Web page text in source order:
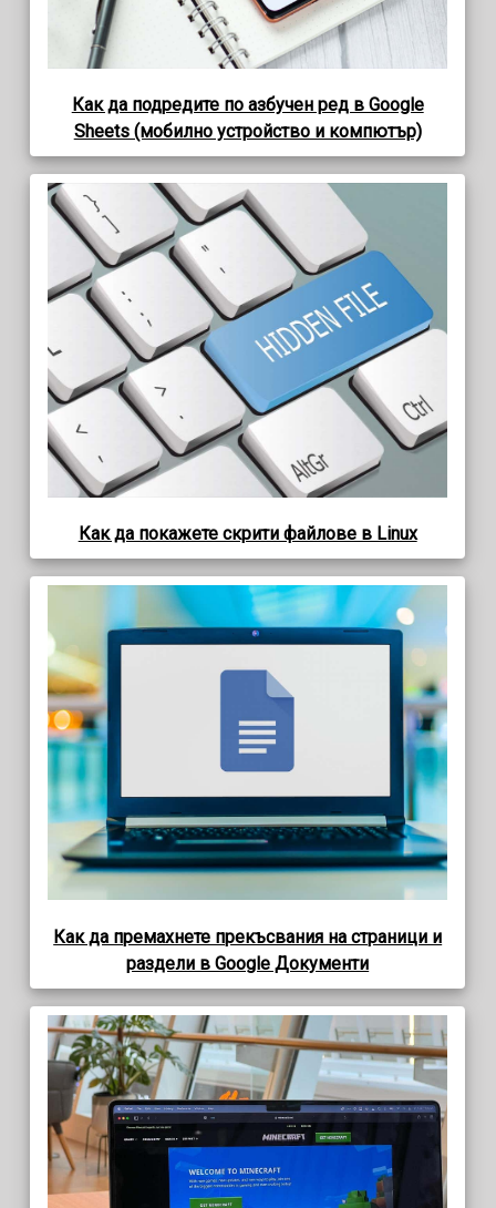
Как да подредите по азбучен ред в Google
Sheets (мобилно устройство и компютър)
Как да покажете скрити файлове в Linux
Как да премахнете прекъсвания на страници и
раздели в Google Документи